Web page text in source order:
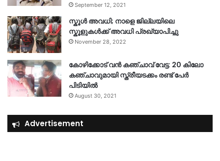
September 12, 2021
സ്കൂൾ അവധി; നാളെ ജില്ലയിലെ
സ്കൂളുകൾക്ക് അവധി പ്രഖ്യാപിച്ചു
November 28, 2022
കോഴിക്കോട് വൻ കഞ്ചാവ് വേട്ട: 20 കിലോ
കഞ്ചാവുമായി സ്ത്രീയടക്കം രണ്ട് പേർ
പിടിയിൽ
August 30, 2021
Advertisement